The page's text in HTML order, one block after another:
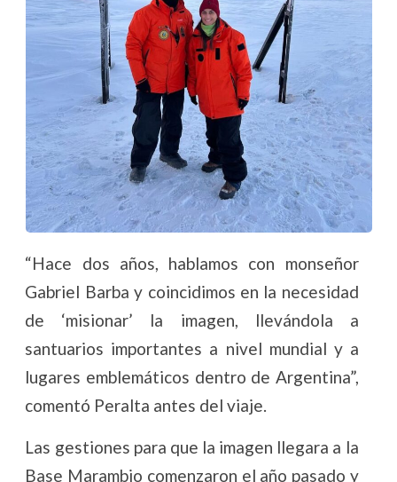
“Hace dos años, hablamos con monseñor
Gabriel Barba y coincidimos en la necesidad
de ‘misionar’ la imagen, llevándola a
santuarios importantes a nivel mundial y a
lugares emblemáticos dentro de Argentina”,
comentó Peralta antes del viaje.
Las gestiones para que la imagen llegara a la
Base Marambio comenzaron el año pasado y